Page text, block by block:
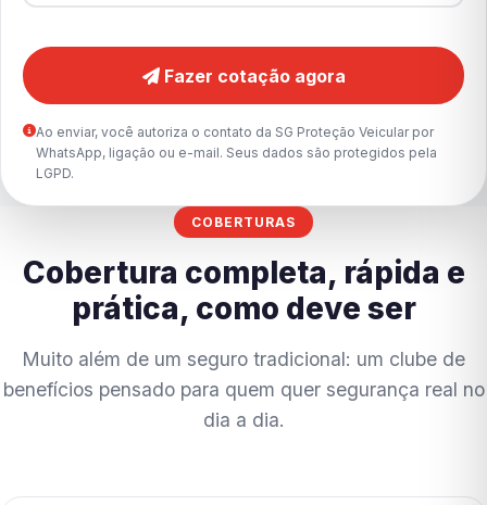
Fazer cotação agora
Ao enviar, você autoriza o contato da SG Proteção Veicular por
WhatsApp, ligação ou e-mail. Seus dados são protegidos pela
LGPD.
COBERTURAS
Cobertura completa, rápida e
prática, como deve ser
Muito além de um seguro tradicional: um clube de
benefícios pensado para quem quer segurança real no
dia a dia.